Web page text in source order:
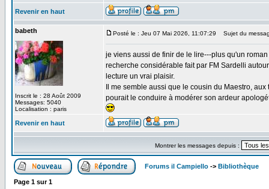
Revenir en haut
babeth
Inscrit le : 28 Août 2009
Messages: 5040
Localisation : paris
Posté le : Jeu 07 Mai 2026, 11:07:29 Sujet du
je viens aussi de finir de le lire---plus qu'un
recherche considérable fait par FM Sardelli
lecture un vrai plaisir.
Il me semble aussi que le cousin du Maestro,
pourait le conduire à modérer son ardeur
Revenir en haut
Montrer les messages depuis :
Forums il Campiello -> Bibliothèque
Page 1 sur1